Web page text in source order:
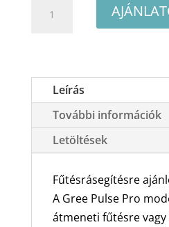
Pulse
K6DNA1FP
oldalfali
klíma
csomag
mennyiség
Leírás
További információk
Letöltések
Fűtésrásegítésre
A Gree Pulse Pro
átmeneti fűtésre